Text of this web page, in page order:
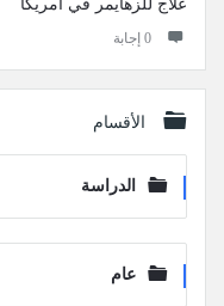
علاج للزهايمر في امريكا
‫0 إجابة
الأقسام
الدراسة
عام